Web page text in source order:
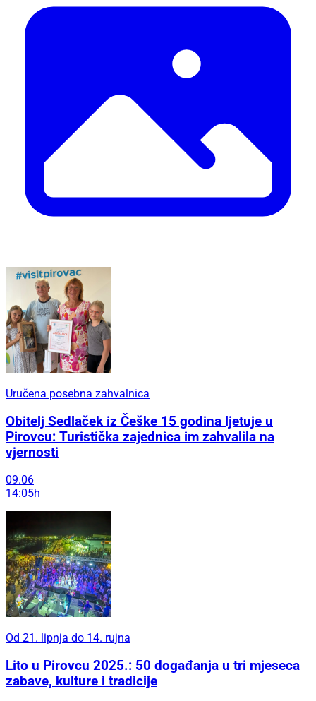
Uručena posebna zahvalnica
Obitelj Sedlaček iz Češke 15 godina ljetuje u
Pirovcu: Turistička zajednica im zahvalila na
vjernosti
09.06
14:05h
Od 21. lipnja do 14. rujna
Lito u Pirovcu 2025.: 50 događanja u tri mjeseca
zabave, kulture i tradicije